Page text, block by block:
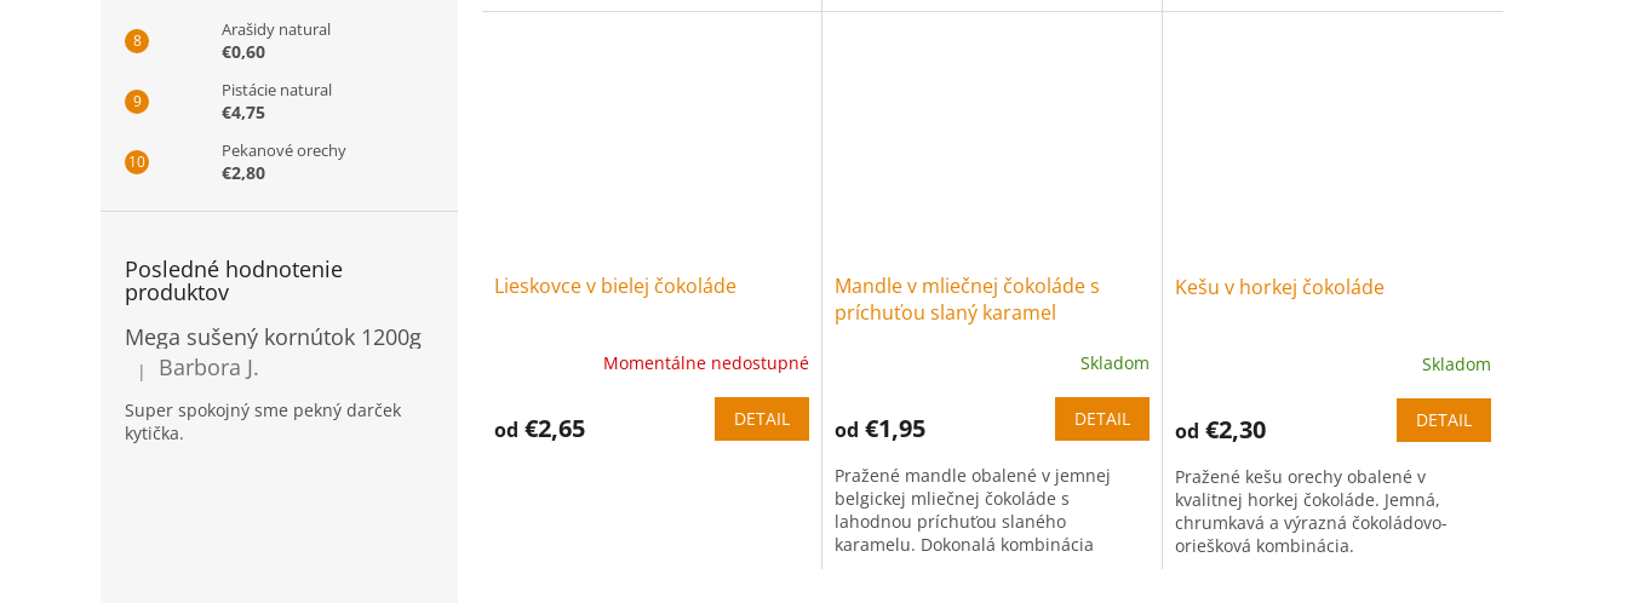
Arašidy natural
€0,60
Pistácie natural
€4,75
Pekanové orechy
€2,80
Posledné hodnotenie
produktov
Mega sušený kornútok 1200g
Hodnotenie produktu je 5 z 5 hviezdičiek.
| Barbora J.
Super spokojný sme pekný darček
kytička.
Lieskovce v bielej čokoláde
Momentálne nedostupné
od €2,65 DETAIL
Mandle v mliečnej čokoláde s
príchuťou slaný karamel
Skladom
od €1,95 DETAIL
Pražené mandle obalené v jemnej
belgickej mliečnej čokoláde s
lahodnou príchuťou slaného
karamelu. Dokonalá kombinácia
Kešu v horkej čokoláde
Skladom
od €2,30 DETAIL
Pražené kešu orechy obalené v
kvalitnej horkej čokoláde. Jemná,
chrumkavá a výrazná čokoládovo-
oriešková kombinácia.